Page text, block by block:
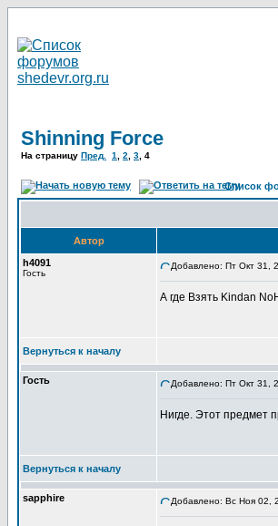
Shinning Force
На страницу Пред. 1 2 3 4
Список
Автор
h4091
Гость
Добавлено: Пт Окт 31,
А где Взять Kindan
Вернуться к началу
Гость Добавлено: Пт Окт 31,
Нигде. Этот предмет
Вернуться к началу
sapphire Добавлено: Вс Ноя 02,